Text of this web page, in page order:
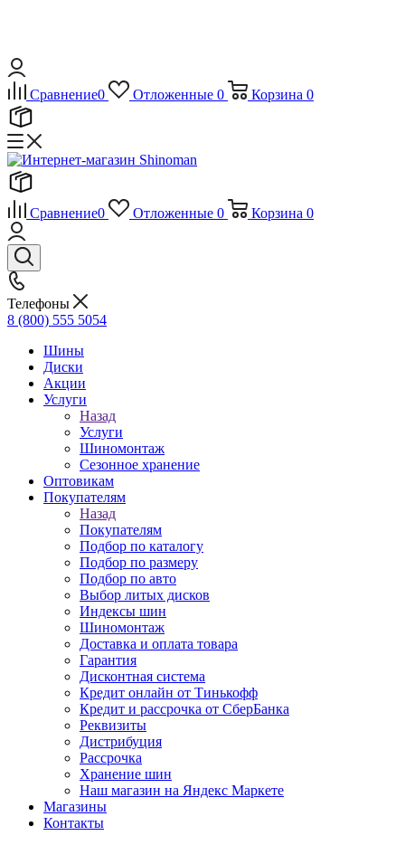
Сравнение0 Отложенные 0 Корзина 0
Сравнение0 Отложенные 0 Корзина 0
Телефоны
8 (800) 555 5054
Шины
Диски
Акции
Услуги
Назад
Услуги
Шиномонтаж
Сезонное хранение
Оптовикам
Покупателям
Назад
Покупателям
Подбор по каталогу
Подбор по размеру
Подбор по авто
Выбор литых дисков
Индексы шин
Шиномонтаж
Доставка и оплата товара
Гарантия
Дисконтная система
Кредит онлайн от Тинькофф
Кредит и рассрочка от СберБанка
Реквизиты
Дистрибуция
Рассрочка
Хранение шин
Наш магазин на Яндекс Маркете
Магазины
Контакты